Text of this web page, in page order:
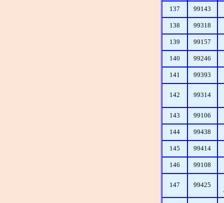
137 99143
138 99318
139 99157
140 99246
141 99393
142 99314
143 99106
144 99438
145 99414
146 99108
147 99425